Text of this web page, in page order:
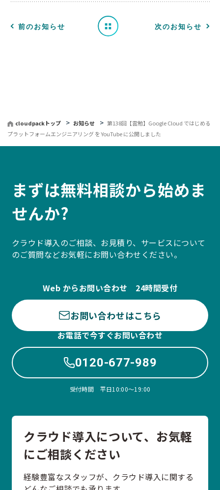
前のお知らせ
せ
一 次のお知らせ
cloudpackトップ お知らせ
第138回【雲勉】Google Cloud ではじめる
プラットフォームエンジニアリング を YouTube に公開しました
まずは無料相談から始めま
せんか?
クラウド導入のご相談、お見積り、サービスについて
のご質問などお気軽にお問い合わせください。
Web からお問い合わせ 24時間受付
お問い合わせはこちら
お電話で今すぐお問い合わせ
0120-677-989
受付時間 平日10:00〜19:00
クラウド導入について、お気軽
にご相談ください
経験豊富なスタッフが、クラウド導入に関する